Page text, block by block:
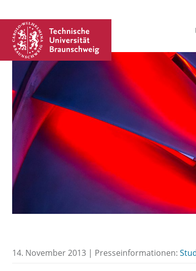
14. November 2013 | Presseinformationen: